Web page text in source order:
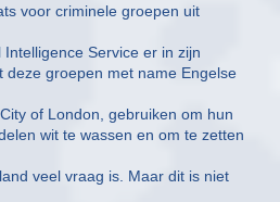
voor criminele groepen uit
Service er in zijn
deze groepen met name Engelse
of London, gebruiken om hun
wit te wassen en om te zetten
veel vraag is. Maar dit is niet